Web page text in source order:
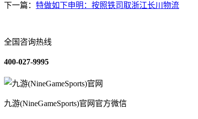
下一篇： 特做如下申明：按照铁司取浙江长川物流
全国咨询热线
400-027-9995
九游(NineGameSports)官网官方微信